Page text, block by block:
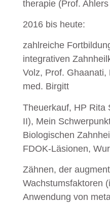
therapie (Prof.
2016 bis heute:
zahlreiche
integrativen
Volz, Prof. Ghaanati,
med. Birgitt
Theuerkauf, HP Rita
II), Mein
Biologischen
FDOK-Läsionen,
Zähnen, der
Wachstumsfaktoren
Anwendung von